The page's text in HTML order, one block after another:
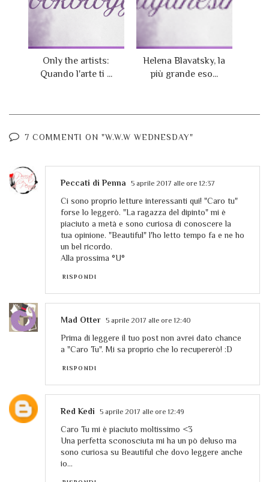
Only the artists:
Quando l'arte ti ...
Helena Blavatsky, la
più grande eso...
7 COMMENTI ON "W.W.W WEDNESDAY"
Peccati di Penna 5 aprile 2017 alle ore 12:37
Ci sono proprio letture interessanti qui! "Caro tu"
forse lo leggerò. "La ragazza del dipinto" mi è
piaciuto a metà e sono curiosa di conoscere la
tua opinione. "Beautiful" l'ho letto tempo fa e ne ho
un bel ricordo.
Alla prossima °U°
RISPONDI
Mad Otter 5 aprile 2017 alle ore 12:40
Prima di leggere il tuo post non avrei dato chance
a "Caro Tu". Mi sa proprio che lo recupererò! :D
RISPONDI
Red Kedi 5 aprile 2017 alle ore 12:49
Caro Tu mi è piaciuto moltissimo <3
Una perfetta sconosciuta mi ha un pò deluso ma
sono curiosa su Beautiful che dovo leggere anche
io...